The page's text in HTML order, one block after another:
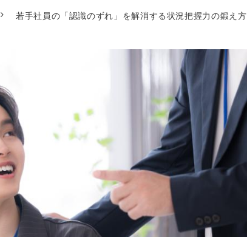
若手社員の「認識のずれ」を解消する状況把握力の鍛え方